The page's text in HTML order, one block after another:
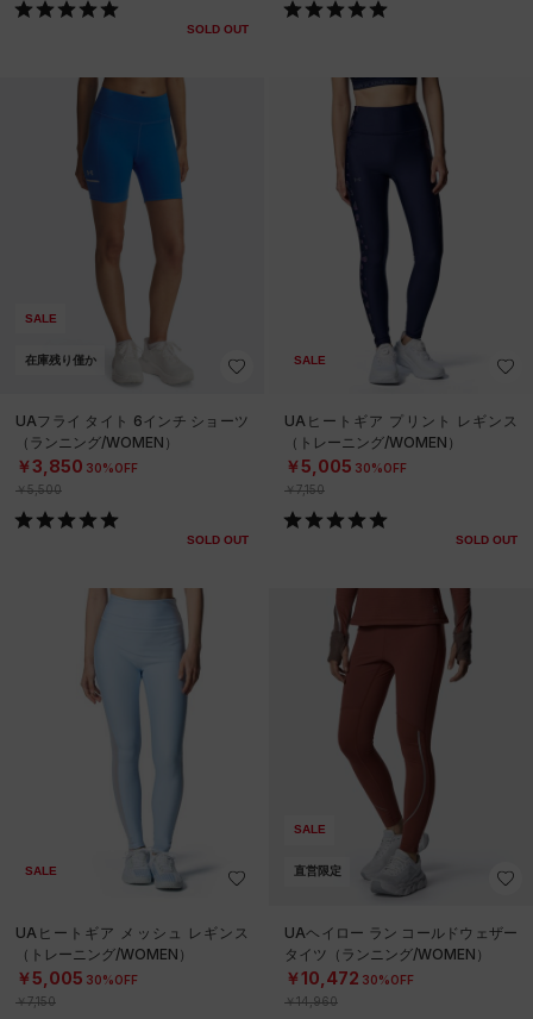
SOLD OUT
SALE
在庫残り僅か
UAフライ タイト 6インチ ショーツ
（ランニング/WOMEN）
￥3,850 30%OFF
￥5,500
SOLD OUT
SALE
UAヒートギア プリント レギンス
（トレーニング/WOMEN）
￥5,005 30%OFF
￥7,150
SOLD OUT
SALE
UAヒートギア メッシュ レギンス
（トレーニング/WOMEN）
￥5,005 30%OFF
￥7,150
SALE
直営限定
UAヘイロー ラン コールドウェザー
タイツ（ランニング/WOMEN）
￥10,472 30%OFF
￥14,960